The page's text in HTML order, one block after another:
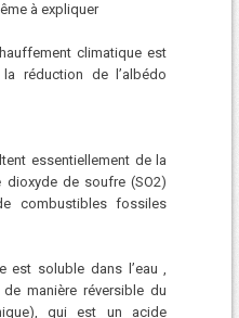
à expliquer
climatique est
réduction de l’albédo
essentiellement de la
dioxyde de soufre (SO2)
combustibles fossiles
est soluble dans l’eau ,
manière réversible du
qui est un acide